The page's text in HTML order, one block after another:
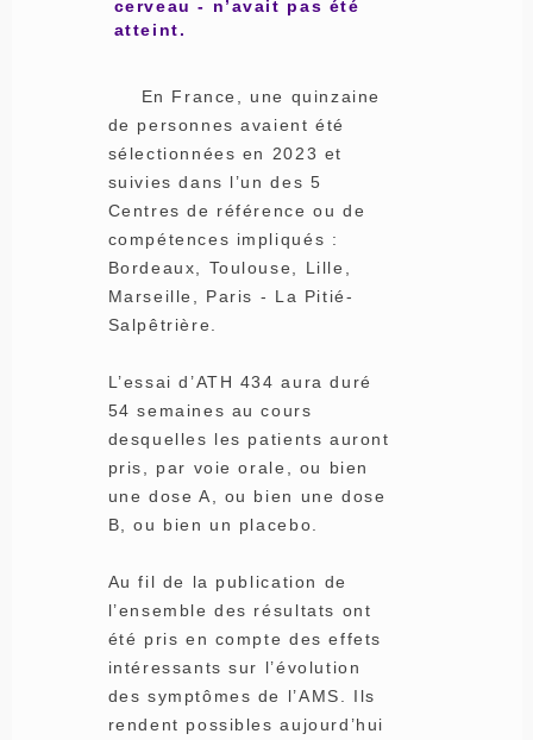
cerveau - n’avait pas été
atteint.
En France, une quinzaine
de personnes avaient été
sélectionnées en 2023 et
suivies dans l’un des 5
Centres de référence ou de
compétences impliqués :
Bordeaux, Toulouse, Lille,
Marseille, Paris - La Pitié-
Salpêtrière.
L’essai d’ATH 434 aura duré
54 semaines au cours
desquelles les patients auront
pris, par voie orale, ou bien
une dose A, ou bien une dose
B, ou bien un placebo.
Au fil de la publication de
l’ensemble des résultats ont
été pris en compte des effets
intéressants sur l’évolution
des symptômes de l’AMS. Ils
rendent possibles aujourd’hui